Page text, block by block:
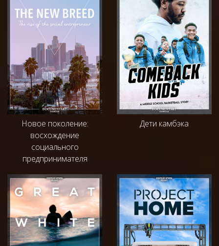
Новое поколение:
восхождение
социального
предпринимателя
Дети камбэка